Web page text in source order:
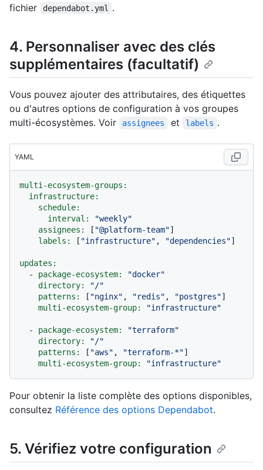
fichier
dependabot.yml .
4. Personnaliser avec des clés
supplémentaires (facultatif)
Vous pouvez ajouter des attributaires, des étiquettes
ou d'autres options de configuration à vos groupes
multi-écosystèmes. Voir
assignees et labels .
YAML
multi-ecosystem-groups:
infrastructure:
schedule:
interval:
"weekly"
assignees:
[ "@platform-team"]
labels:
[ "infrastructure" , "dependencies"]
updates:
-
package-ecosystem:
"docker"
directory:
"/"
patterns:
[ "nginx" , "redis" , "postgres"]
multi-ecosystem-group:
"infrastructure"
- package-ecosystem:
"terraform"
directory:
"/"
patterns:
[ "aws" , "terraform-*"]
multi-ecosystem-group:
"infrastructure"
Pour obtenir la liste complète des options disponibles,
consultez Référence des options Dependabot.
5. Vérifiez votre configuration